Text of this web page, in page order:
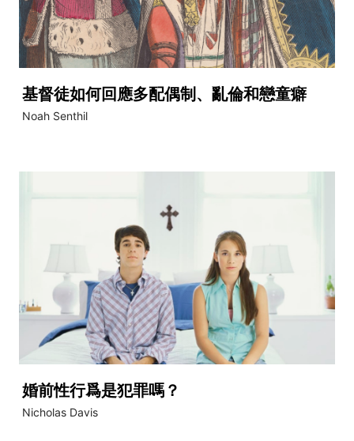
基督徒如何回應多配偶制、亂倫和戀童癖
Noah Senthil
婚前性行爲是犯罪嗎？
Nicholas Davis